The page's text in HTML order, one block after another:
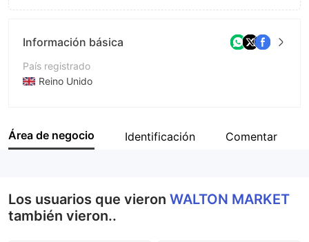
Información básica
País registrado
Reino Unido
Empresa
Área de negocio Identificación Comentar
Los usuarios que vieron WALTON MARKET
también vieron..